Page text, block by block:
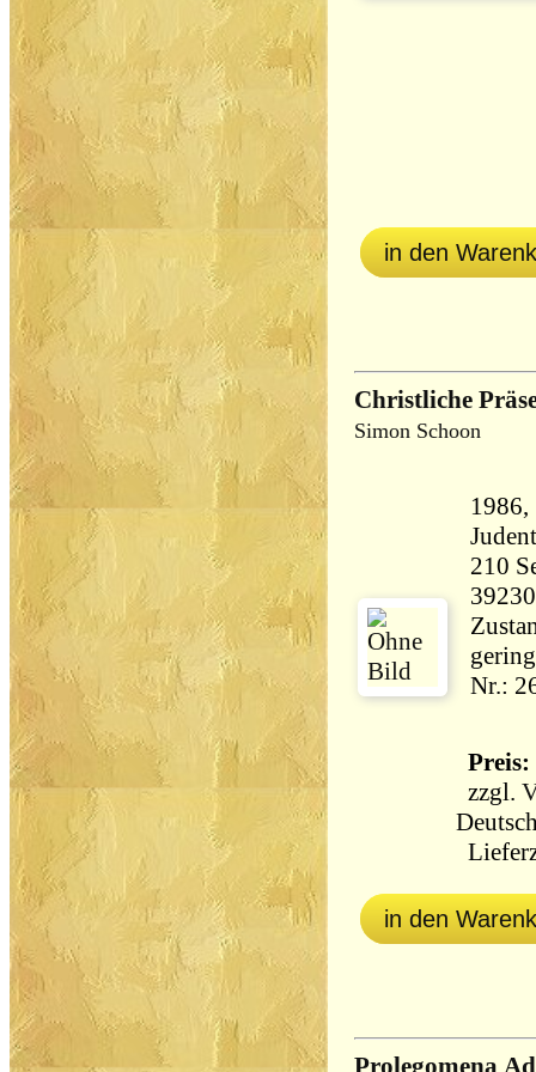
in den
Christliche
Simon Schoon
210 Seiten
Nr.:
Preis:
zzgl.
in den
Prolegomena